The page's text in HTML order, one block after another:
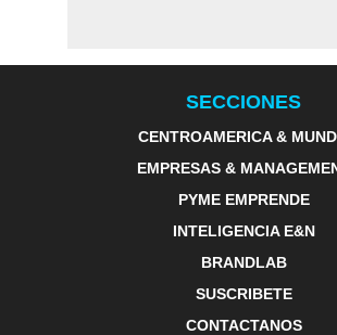
SECCIONES
CENTROAMERICA &
EMPRESAS &
PYME EMPRENDE
INTELIGENCIA E&N
BRANDLAB
SUSCRIBETE
CONTACTANOS